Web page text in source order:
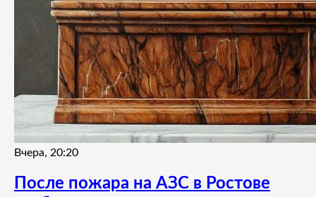
Вчера, 20:20
После пожара на АЗС в Ростове